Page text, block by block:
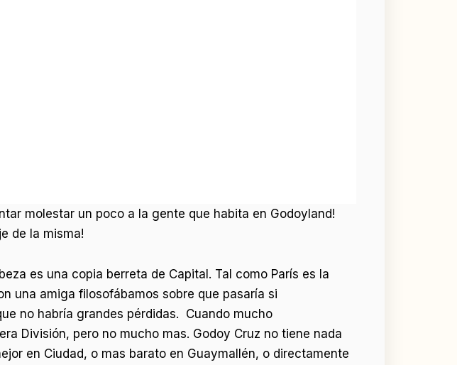
molestar un poco a la gente que habita en Godoyland!
de la misma!
es una copia berreta de Capital. Tal como París es la
una amiga filosofábamos sobre que pasaría si
no habría grandes pérdidas. Cuando mucho
División, pero no mucho mas. Godoy Cruz no tiene nada
en Ciudad, o mas barato en Guaymallén, o directamente